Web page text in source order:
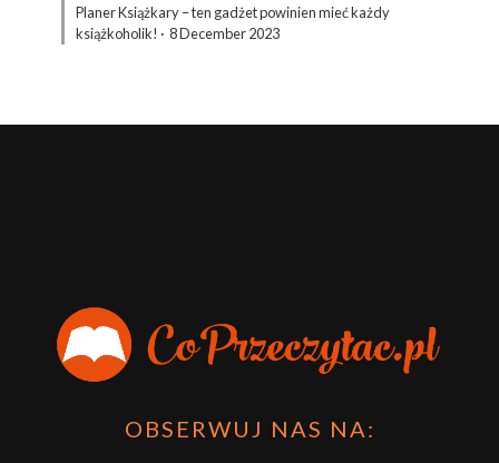
Planer Książkary – ten gadżet powinien mieć każdy
książkoholik! · 8 December 2023
OBSERWUJ NAS NA: